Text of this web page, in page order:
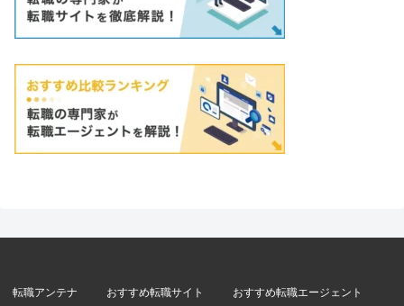
転職アンテナ おすすめ転職サイト おすすめ転職エージェント